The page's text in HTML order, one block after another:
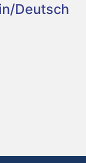
Deutsch